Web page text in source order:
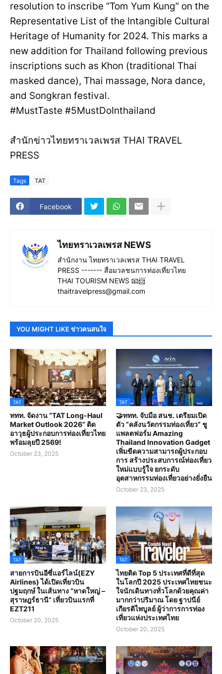
resolution to inscribe “Tom Yum Kung” on the
Representative List of the Intangible Cultural
Heritage of Humanity for 2024. This marks a
new addition for Thailand following previous
inscriptions such as Khon (traditional Thai
masked dance), Thai massage, Nora dance,
and Songkran festival.
#MustTaste #5MustDoInthailand
สำนักข่าวไทยทราเวลเพรส THAI TRAVEL
PRESS
Tags TAT
Facebook
ไทยทราเวลเพรส NEWS
สำนักงาน ไทยทราเวลเพรส THAI TRAVEL
PRESS ------- สื่อมวลชนการท่องเที่ยวไทย
THAI TOURISM NEWS 📧📨
thaitravelpress@gmail.com
YOU MIGHT LIKE ข่าวคนสนใจ
TAT
ททท. จัดงาน “TAT Long-Haul
Market Outlook 2026” ติด
อาวุธผู้ประกอบการท่องเที่ยวไทย
พร้อมลุยปี 2569!
October 23, 2025
TAT
🤝ททท. จับมือ สนช. เตรียมเปิด
ตัว “คลังนวัตกรรมท่องเที่ยว” ชู
แพลตฟอร์ม Amazing
Thailand Innovation Gadget
เพิ่มขีดความสามารถผู้ประกอบ
การ สร้างประสบการณ์ท่องเที่ยว
ใหม่แบบรู้ใจ ยกระดับ
อุตสาหกรรมท่องเที่ยวอย่างยั่งยืน
October 23, 2025
TAT
สายการบินอีซี่แอร์ไลน์(EZY
Airlines) ได้เปิดเที่ยวบิน
ปฐมฤกษ์ ในเส้นทาง “หาดใหญ่ –
สุราษฎร์ธานี” เที่ยวบินแรกที่
EZT211
October 20, 2025
TAT
ไทยติด Top 5 ประเทศที่ดีที่สุด
ในโลกปี 2025 ประเทศไทยชนะ
ใจนักเดินทางทั่วโลกด้วยคุณค่า
มากกว่าปริมาณ โดย ฐาปนีย์
เกียรติไพบูลย์ ผู้ว่าการการท่อง
เที่ยวแห่งประเทศไทย
October 20, 2025